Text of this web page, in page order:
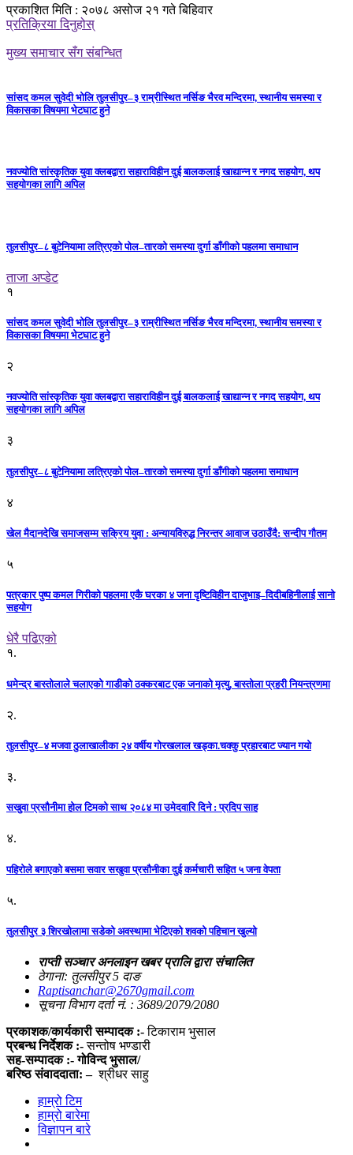
प्रकाशित मिति : २०७८ असोज २१ गते बिहिवार
प्रतिक्रिया दिनुहोस्
मुख्य समाचार सँग संबन्धित
सांसद कमल सुवेदी भोलि तुलसीपुर–३ राम्रीस्थित नर्सिङ भैरव मन्दिरमा, स्थानीय समस्या र
विकासका विषयमा भेटघाट हुने
नवज्योति सांस्कृतिक युवा क्लबद्वारा सहाराविहीन दुई बालकलाई खाद्यान्न र नगद सहयोग, थप
सहयोगका लागि अपिल
तुलसीपुर–८ बुटेनियामा लत्रिएको पोल–तारको समस्या दुर्गा डाँगीको पहलमा समाधान
ताजा अप्डेट
१
सांसद कमल सुवेदी भोलि तुलसीपुर–३ राम्रीस्थित नर्सिङ भैरव मन्दिरमा, स्थानीय समस्या र
विकासका विषयमा भेटघाट हुने
२
नवज्योति सांस्कृतिक युवा क्लबद्वारा सहाराविहीन दुई बालकलाई खाद्यान्न र नगद सहयोग, थप
सहयोगका लागि अपिल
३
तुलसीपुर–८ बुटेनियामा लत्रिएको पोल–तारको समस्या दुर्गा डाँगीको पहलमा समाधान
४
खेल मैदानदेखि समाजसम्म सक्रिय युवा : अन्यायविरुद्ध निरन्तर आवाज उठाउँदै: सन्दीप गौतम
५
पत्रकार पुष्प कमल गिरीको पहलमा एकै घरका ४ जना दृष्टिविहीन दाजुभाइ–दिदीबहिनीलाई सानो
सहयोग
धेरै पढिएको
१.
धमेन्द्र बास्तोलाले चलाएको गाडीको ठक्करबाट एक जनाको मृत्यु, बास्तोला प्रहरी नियन्त्रणमा
२.
तुलसीपुर–४ मजवा ठुलाखालीका २४ वर्षीय गोरखलाल खड्का.चक्कु प्रहारबाट ज्यान गयो
३.
सखुवा प्रसौनीमा होल टिमको साथ २०८४ मा उमेदवारि दिने : प्रदिप साह
४.
पहिराेले बगाएकाे बसमा सवार सखुवा प्रसाैनीका दुई कर्मचारी सहित ५ जना वेपता
५.
तुलसीपुर ३ शिरखोलामा सडेको अवस्थामा भेटिएको शवको पहिचान खुल्यो
राप्ती सञ्चार अनलाइन खबर प्रालि द्वारा संचालित
ठेगाना: तुलसीपुर 5 दाङ
Raptisanchar@2670gmail.com
सूचना विभाग दर्ता नं. : 3689/2079/2080
प्रकाशक/कार्यकारी सम्पादक :-टिकाराम भुसाल
प्रबन्ध निर्देशक :-सन्तोष भण्डारी
सह-सम्पादक :- गोविन्द भुसाल/
बरिष्ठ संवाददाता: – श्रीधर साहु
हाम्रो टिम
हाम्रो बारेमा
विज्ञापन बारे